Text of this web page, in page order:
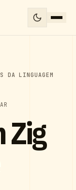
DA LINGUAGEM
Zig